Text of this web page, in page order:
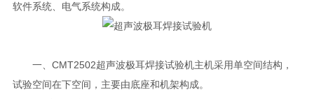
软件系统、电气系统构成。
一、CMT2502超声波极耳焊接试验机主机采用单空间结构，
试验空间在下空间，主要由底座和机架构成。